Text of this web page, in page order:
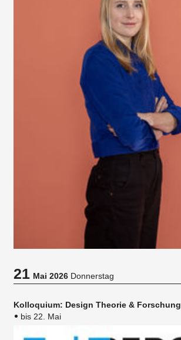
21Mai 2026 Donnerstag
Kolloquium: Design Theorie & Forschung
bis 22. Mai